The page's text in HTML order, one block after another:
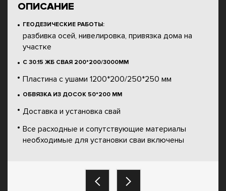
ОПИСАНИЕ
ГЕОДЕЗИЧЕСКИЕ РАБОТЫ:
разбивка осей, нивелировка, привязка дома на
участке
С 30.15 ЖБ СВАЯ 200*200/3000ММ
Пластина с ушами 1200*200/250*250 мм
ОБВЯЗКА ИЗ ДОСОК 50*200 ММ
Доставка и установка свай
Все расходные и сопутствующие материалы
необходимые для установки сваи включены